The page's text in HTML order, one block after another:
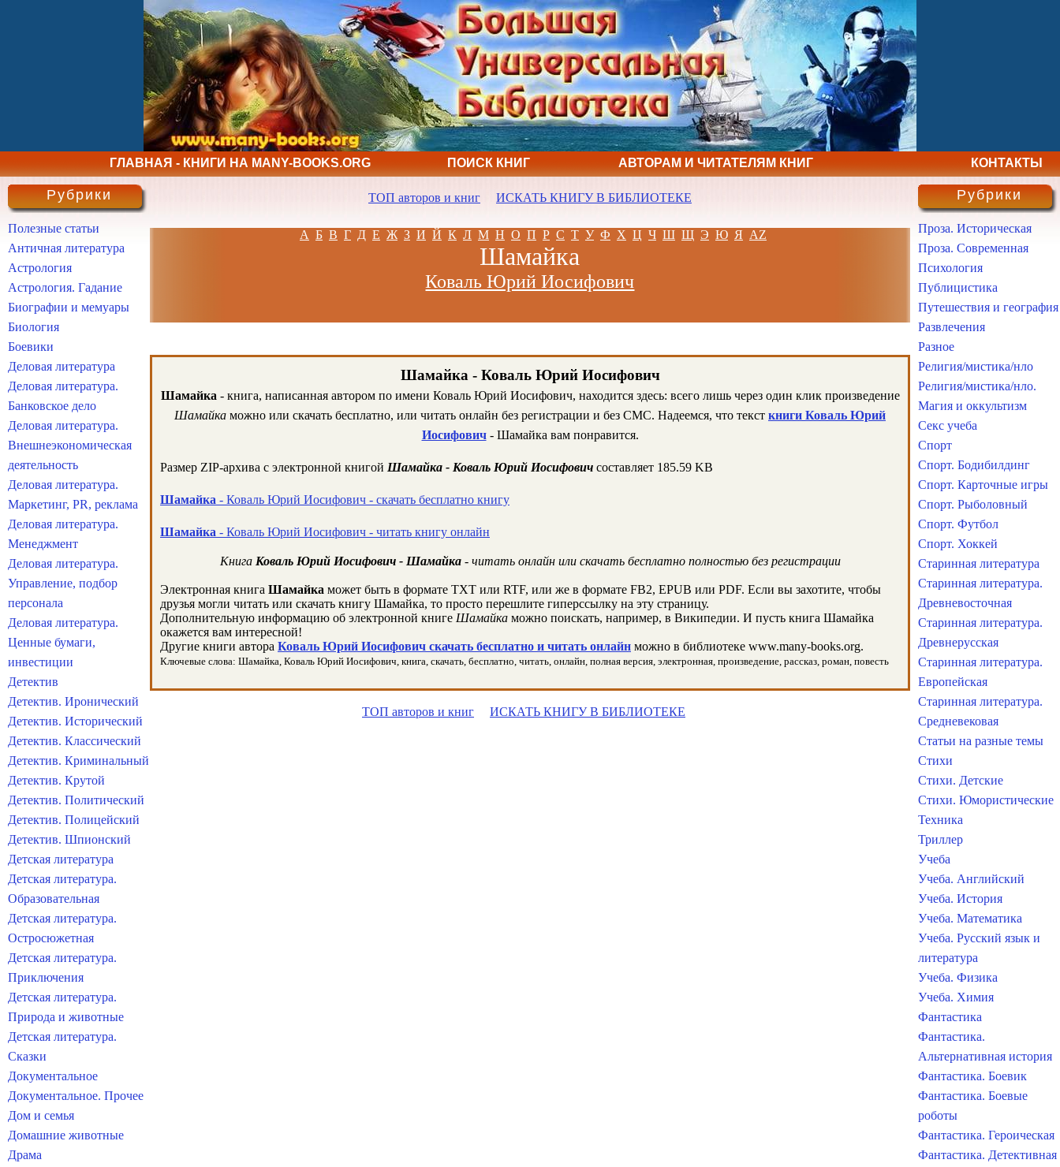
ГЛАВНАЯ - КНИГИ НА MANY-BOOKS.ORG ПОИСК КНИГ АВТОРАМ И ЧИТАТЕЛЯМ КНИГ КОНТАКТЫ
ТОП авторов и книг ИСКАТЬ КНИГУ В БИБЛИОТЕКЕ
А Б В Г Д Е Ж З И Й К Л М Н О П Р С Т У Ф Х Ц Ч Ш Щ Э Ю Я AZ
Шамайка
Коваль Юрий Иосифович
Шамайка - Коваль Юрий Иосифович
Шамайка - книга, написанная автором по имени Коваль Юрий Иосифович, находится здесь: всего лишь через один клик произведение
Шамайка можно или скачать бесплатно, или читать онлайн без регистрации и без СМС. Надеемся, что текст книги Коваль Юрий
Иосифович- Шамайка вам понравится.
Размер ZIP-архива c электронной книгой Шамайка - Коваль Юрий Иосифович составляет 185.59 KB
Шамайка - Коваль Юрий Иосифович - скачать бесплатно книгу
Шамайка - Коваль Юрий Иосифович - читать книгу онлайн
Книга Коваль Юрий Иосифович - Шамайка- читать онлайн или скачать бесплатно полностью без регистрации
Электронная книга Шамайка может быть в формате TXT или RTF, или же в формате FB2, EPUB или PDF. Если вы захотите, чтобы
друзья могли читать или скачать книгу Шамайка, то просто перешлите гиперссылку на эту страницу.
Дополнительную информацию об электронной книге Шамайка можно поискать, например, в Википедии. И пусть книга Шамайка
окажется вам интересной!
Другие книги автора Коваль Юрий Иосифович скачать бесплатно и читать онлайн можно в библиотеке www.many-books.org.
Ключевые слова: Шамайка, Коваль Юрий Иосифович, книга, скачать, бесплатно, читать, онлайн, полная версия, электронная, произведение, рассказ, роман, повесть
ТОП авторов и книг ИСКАТЬ КНИГУ В БИБЛИОТЕКЕ
Рубрики
Полезные статьи
Античная литература
Астрология
Астрология. Гадание
Биографии и мемуары
Биология
Боевики
Деловая литература
Деловая литература.
Банковское дело
Деловая литература.
Внешнеэкономическая
деятельность
Деловая литература.
Маркетинг, PR, реклама
Деловая литература.
Менеджмент
Деловая литература.
Управление, подбор
персонала
Деловая литература.
Ценные бумаги,
инвестиции
Детектив
Детектив. Иронический
Детектив. Исторический
Детектив. Классический
Детектив. Криминальный
Детектив. Крутой
Детектив. Политический
Детектив. Полицейский
Детектив. Шпионский
Детская литература
Детская литература.
Образовательная
Детская литература.
Остросюжетная
Детская литература.
Приключения
Детская литература.
Природа и животные
Детская литература.
Сказки
Документальное
Документальное. Прочее
Дом и семья
Домашние животные
Драма
Рубрики
Проза. Историческая
Проза. Современная
Психология
Публицистика
Путешествия и география
Развлечения
Разное
Религия/мистика/нло
Религия/мистика/нло.
Магия и оккультизм
Секс учеба
Спорт
Спорт. Бодибилдинг
Спорт. Карточные игры
Спорт. Рыболовный
Спорт. Футбол
Спорт. Хоккей
Старинная литература
Старинная литература.
Древневосточная
Старинная литература.
Древнерусская
Старинная литература.
Европейская
Старинная литература.
Средневековая
Статьи на разные темы
Стихи
Стихи. Детские
Стихи. Юмористические
Техника
Триллер
Учеба
Учеба. Английский
Учеба. История
Учеба. Математика
Учеба. Русский язык и
литература
Учеба. Физика
Учеба. Химия
Фантастика
Фантастика.
Альтернативная история
Фантастика. Боевик
Фантастика. Боевые
роботы
Фантастика. Героическая
Фантастика. Детективная